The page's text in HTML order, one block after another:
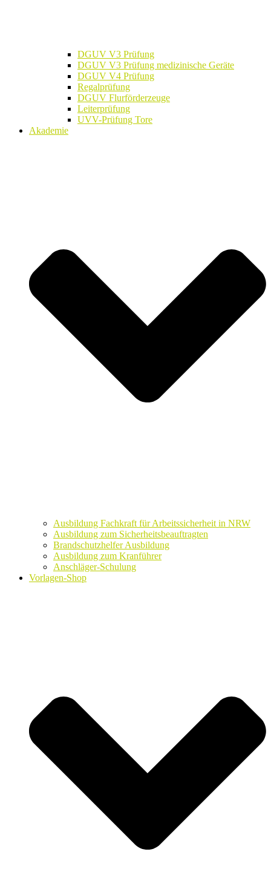
DGUV V3 Prüfung
DGUV V3 Prüfung medizinische Geräte
DGUV V4 Prüfung
Regalprüfung
DGUV Flurförderzeuge
Leiterprüfung
UVV-Prüfung Tore
Akademie
Ausbildung Fachkraft für Arbeitssicherheit in NRW
Ausbildung zum Sicherheitsbeauftragten
Brandschutzhelfer Ausbildung
Ausbildung zum Kranführer
Anschläger-Schulung
Vorlagen-Shop